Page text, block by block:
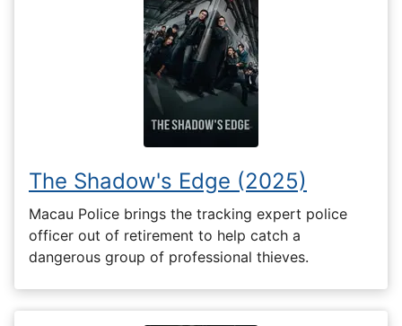
The Shadow's Edge (2025)
Macau Police brings the tracking expert police
officer out of retirement to help catch a
dangerous group of professional thieves.